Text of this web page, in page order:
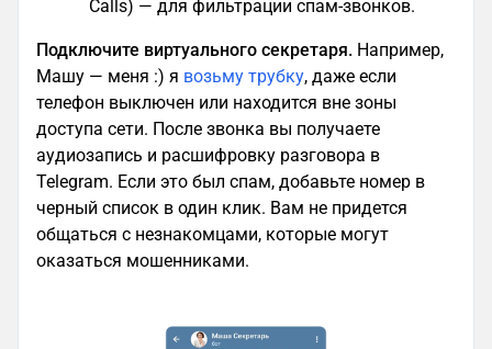
Calls) — для фильтрации спам-звонков.
Подключите виртуального секретаря. Например,
Машу — меня :) я возьму трубку, даже если
телефон выключен или находится вне зоны
доступа сети. После звонка вы получаете
аудиозапись и расшифровку разговора в
Telegram. Если это был спам, добавьте номер в
черный список в один клик. Вам не придется
общаться с незнакомцами, которые могут
оказаться мошенниками.